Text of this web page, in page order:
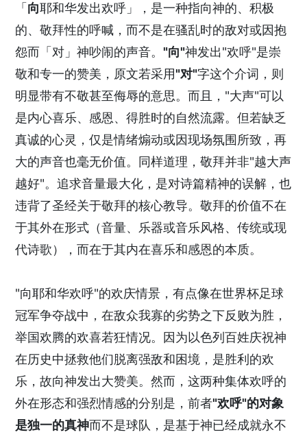
「 向耶和华发出欢呼」，是一种指向神的、积极
的、敬拜性的呼喊，而不是在骚乱时的敌对或因抱
怨而「对」神吵闹的声音。"向"神发出"欢呼"是崇
敬和专一的赞美，原文若采用"对"字这个介词，则
明显带有不敬甚至侮辱的意思。而且，"大声"可以
是内心喜乐、感恩、得胜时的自然流露。但若缺乏
真诚的心灵，仅是情绪煽动或因现场氛围所致，再
大的声音也毫无价值。同样道理，敬拜并非"越大声
越好"。追求音量最大化，是对诗篇精神的误解，也
违背了圣经关于敬拜的核心教导。敬拜的价值不在
于其外在形式（音量、乐器或音乐风格、传统或现
代诗歌），而在于其内在喜乐和感恩的本质。
"向耶和华欢呼"的欢庆情景，有点像在世界杯足球
冠军争夺战中，在敌众我寡的劣势之下反败为胜，
举国欢腾的欢喜若狂情况。因为以色列百姓庆祝神
在历史中拯救他们脱离强敌和困境，是胜利的欢
乐，故向神发出大赞美。然而，这两种集体欢呼的
外在形态和强烈情感的分别是，前者"欢呼"的对象
是独一的真神而不是球队，是基于神已经成就永不